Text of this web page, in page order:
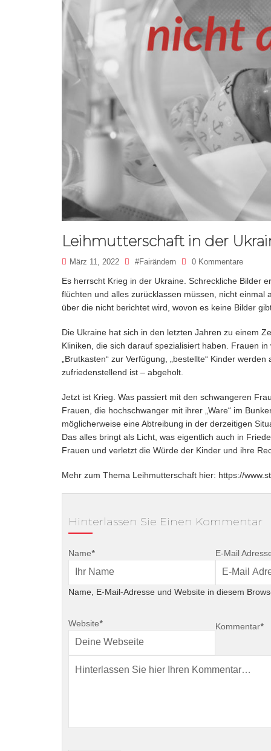
Leihmutterschaft in der
März 11, 2022 #fairändern 0 Kommentare
Es herrscht Krieg in der Ukraine. Schreckliche Bilder
flüchten und alles zurücklassen müssen, nicht
über die nicht berichtet wird, wovon es keine Bilder
Die Ukraine hat sich in den letzten Jahren zu einem
Kliniken, die sich darauf spezialisiert haben. Frauen
„Brutkasten“ zur Verfügung, „bestellte“ Kinder
zufriedenstellend ist – abgeholt.
Jetzt ist Krieg. Was passiert mit den schwangeren
Frauen, die hochschwanger mit ihrer „Ware“ im
möglicherweise eine Abtreibung in der derzeitigen
Das alles bringt als Licht, was eigentlich auch in
Frauen und verletzt die Würde der Kinder und ihre
Mehr zum Thema Leihmutterschaft hier: https://
Hinterlassen Sie Einen Kommentar
Name* E-Mail
Name, E-Mail-Adresse und Website in diesem
Website* Kommentar*